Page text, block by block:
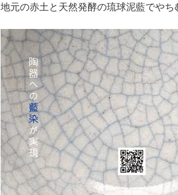
地元の赤土と天然発酵の琉球泥藍でやち